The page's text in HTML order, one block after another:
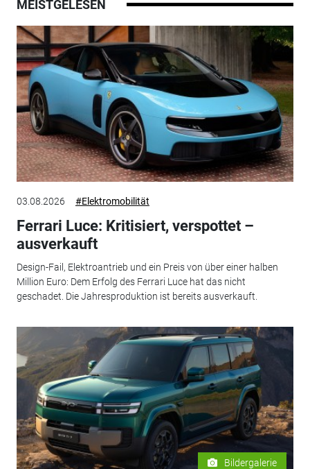
MEISTGELESEN
03.08.2026 #Elektromobilität
Ferrari Luce: Kritisiert, verspottet –
ausverkauft
Design-Fail, Elektroantrieb und ein Preis von über einer halben
Million Euro: Dem Erfolg des Ferrari Luce hat das nicht
geschadet. Die Jahresproduktion ist bereits ausverkauft.
Bildergalerie